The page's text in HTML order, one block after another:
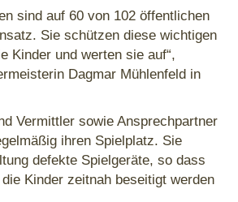
sind auf 60 von 102 öffentlichen
Sie schützen diese wichtigen
Kinder und werten sie auf“,
Dagmar Mühlenfeld in
Vermittler sowie Ansprechpartner
ihren Spielplatz. Sie
defekte Spielgeräte, so dass
Kinder zeitnah beseitigt werden